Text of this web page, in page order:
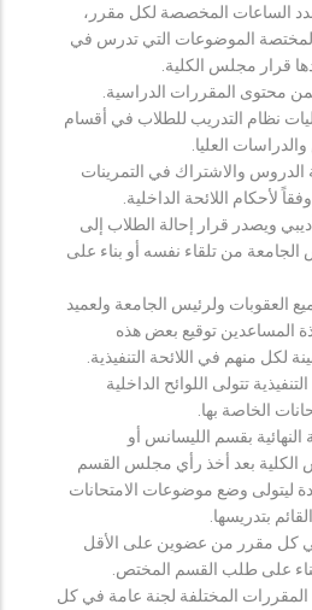
الساعات المخصصة لكل مقرر،
الموضوعات التي تدرس في
قرار مجلس الكلية.
محتوى المقررات الدراسية.
نظام التدريب للطلاب في أقسام
العليا.
والاشتراك في التمرينات
لأحكام اللائحة الداخلية.
ويصدر قرار إحالة الطلاب إلى
من تلقاء نفسه أو بناء على
العقوبات ولرئيس الجامعة ولعميد
المساعدين توقيع بعض هذه
لكل منهم في اللائحة التنفيذية.
تتولى اللوائح الداخلية
الخاصة بها.
النهائية بقسم الليسانس أو
الكلية بعد أخذ رأي مجلس القسم
ليتولى وضع موضوعات الامتحانات
بتدريسها.
كل مقرر من عضوين على الأقل
على طلب القسم المختص.
المختلفة لجنة عامة في كل